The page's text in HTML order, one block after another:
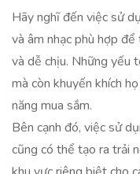
Hãy nghĩ đến việc sử
và âm nhạc phù hợp
và dễ chịu. Những yếu
mà còn khuyến khích
năng mua sắm.
Bên cạnh đó, việc sử
cũng có thể tạo ra trải